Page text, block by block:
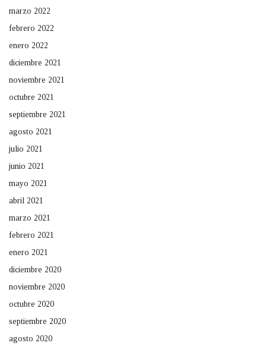
marzo 2022
febrero 2022
enero 2022
diciembre 2021
noviembre 2021
octubre 2021
septiembre 2021
agosto 2021
julio 2021
junio 2021
mayo 2021
abril 2021
marzo 2021
febrero 2021
enero 2021
diciembre 2020
noviembre 2020
octubre 2020
septiembre 2020
agosto 2020